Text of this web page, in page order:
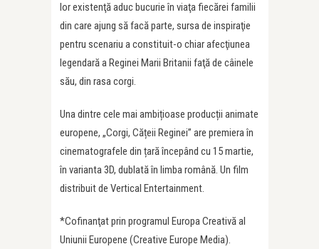
lor existenţă aduc bucurie în viaţa fiecărei familii
din care ajung să facă parte, sursa de inspiraţie
pentru scenariu a constituit-o chiar afecţiunea
legendară a Reginei Marii Britanii faţă de câinele
său, din rasa corgi.
Una dintre cele mai ambițioase producții animate
europene, „Corgi, Cățeii Reginei” are premiera în
cinematografele din țară începând cu 15 martie,
în varianta 3D, dublată în limba română. Un film
distribuit de Vertical Entertainment.
*Cofinanţat prin programul Europa Creativă al
Uniunii Europene (Creative Europe Media).